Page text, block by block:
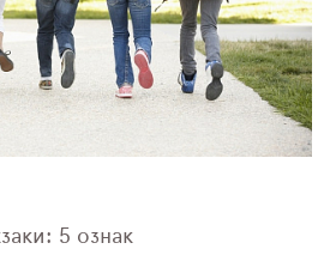
5 ознак